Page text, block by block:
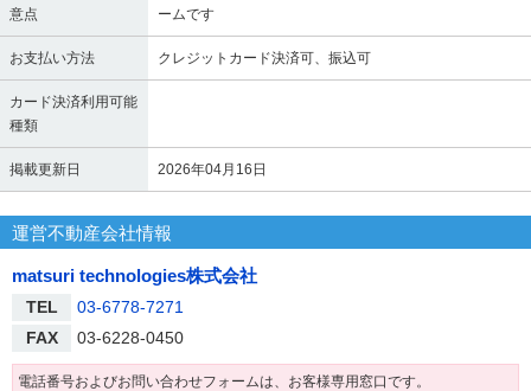
意点
ームです
お支払い方法 クレジットカード決済可、振込可
カード決済利用可能
種類
掲載更新日 2026年04月16日
運営不動産会社情報
matsuri technologies株式会社
TEL
03-6778-7271
FAX
03-6228-0450
電話番号およびお問い合わせフォームは、お客様専用窓口です。